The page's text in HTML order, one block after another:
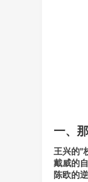
一、
王兴的"
戴威的
陈欧的